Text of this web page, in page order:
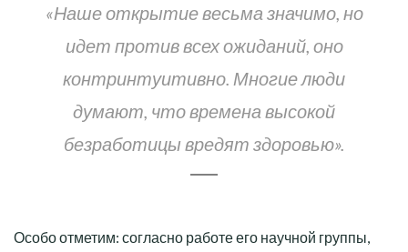
«Наше открытие весьма значимо, но
идет против всех ожиданий, оно
контринтуитивно. Многие люди
думают, что времена высокой
безработицы вредят здоровью».
Особо отметим: согласно работе его научной группы,